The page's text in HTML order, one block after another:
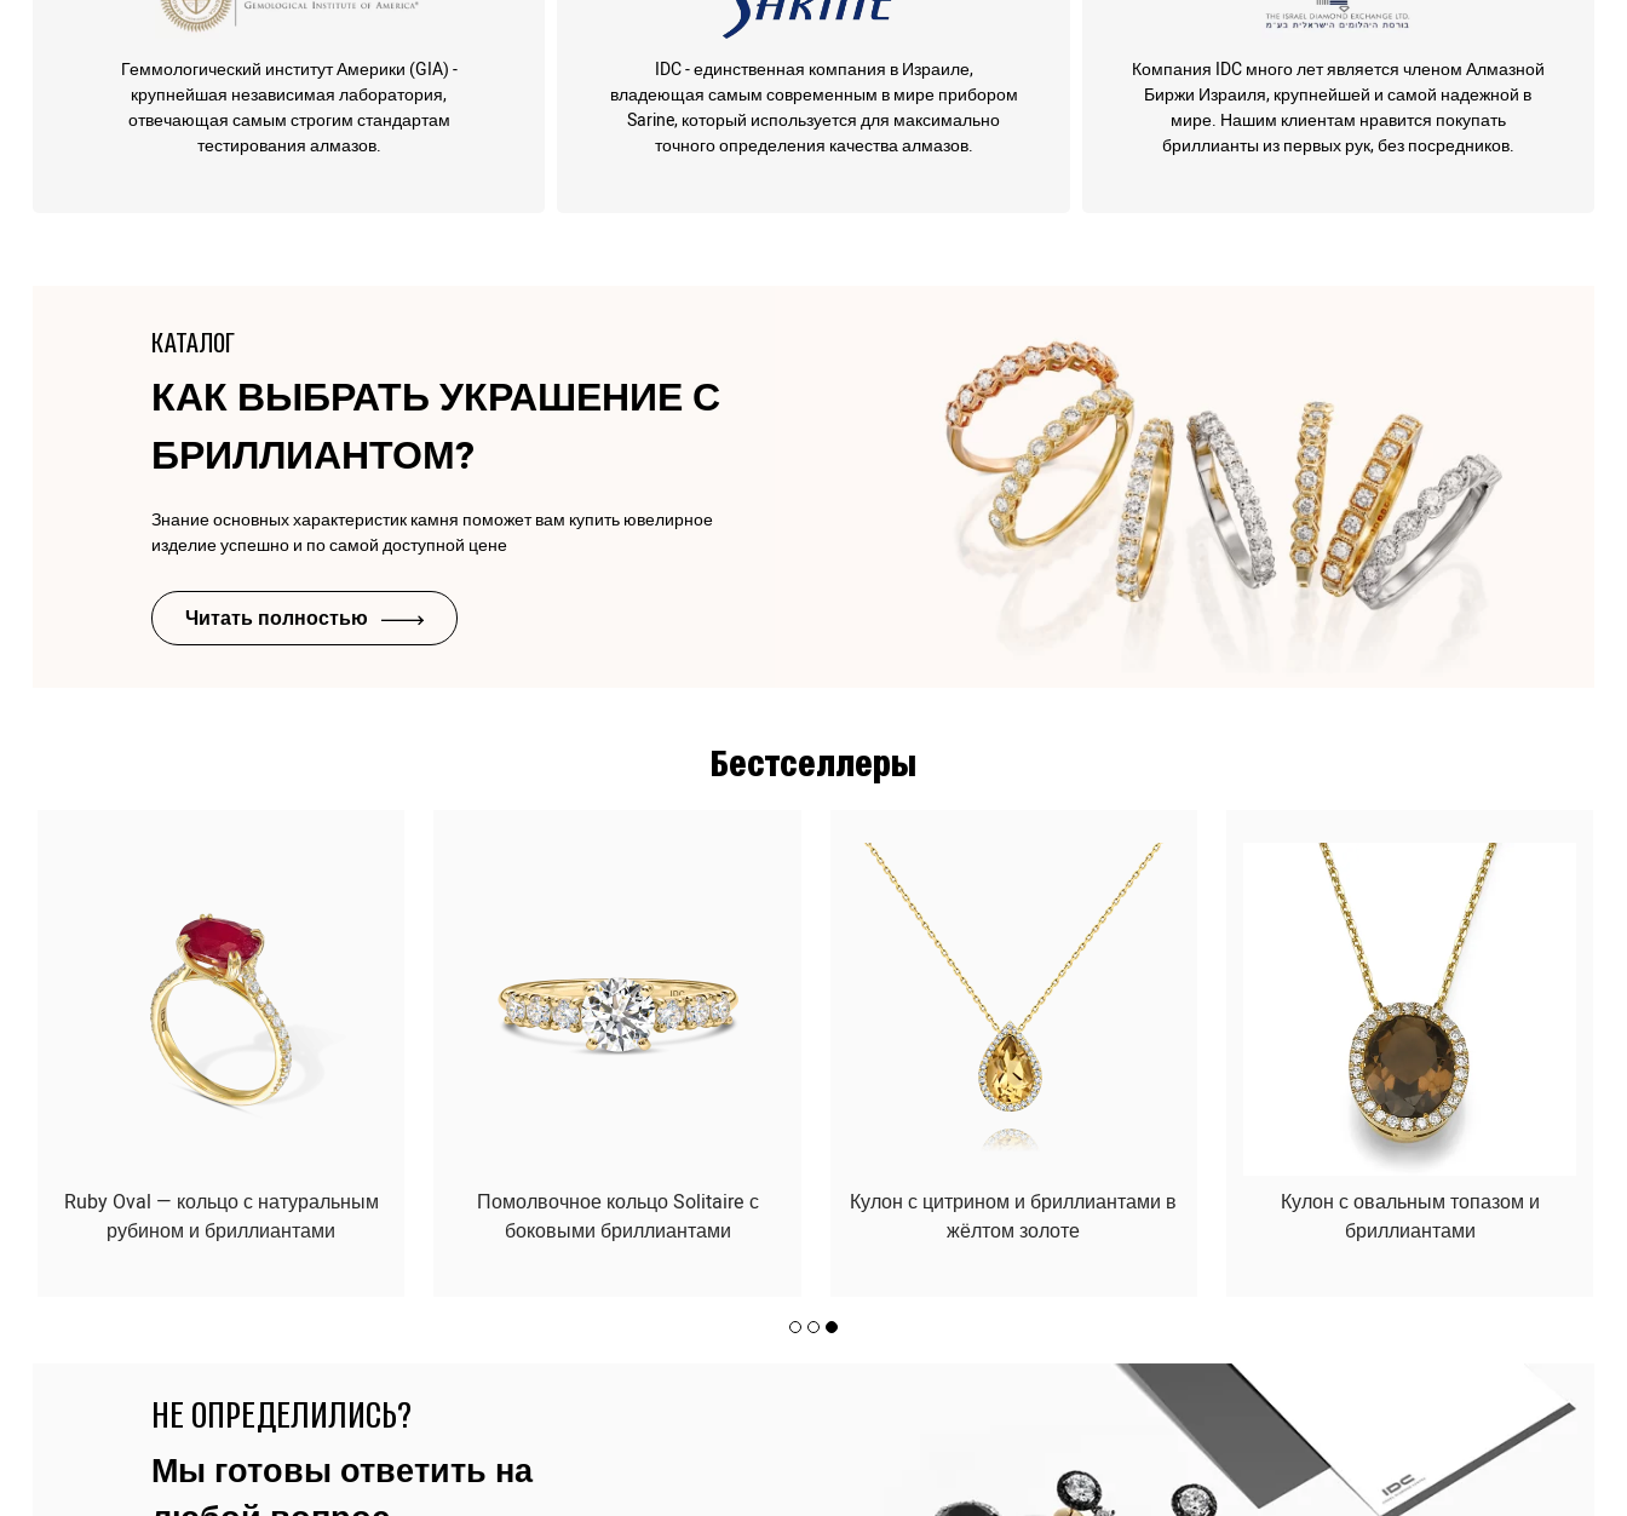
Геммологический институт Америки (GIA) -
крупнейшая независимая лаборатория,
отвечающая самым строгим стандартам
тестирования алмазов.
IDC - единственная компания в Израиле,
владеющая самым современным в мире прибором
Sarine, который используется для максимально
точного определения качества алмазов.
Компания IDC много лет является членом Алмазной
Биржи Израиля, крупнейшей и самой надежной в
мире. Нашим клиентам нравится покупать
бриллианты из первых рук, без посредников.
КАТАЛОГ
КАК ВЫБРАТЬ УКРАШЕНИЕ С
БРИЛЛИАНТОМ?
Знание основных характеристик камня поможет вам купить ювелирное
изделие успешно и по самой доступной цене
Читать полностью
Бестселлеры
Кулон с овальным топазом и
бриллиантами
Кулон с цитрином и бриллиантами в
жёлтом золоте
Помолвочное кольцо Solitaire с
боковыми бриллиантами
Ruby Oval — кольцо с натуральным
рубином и бриллиантами
НЕ ОПРЕДЕЛИЛИСЬ?
Мы готовы ответить на